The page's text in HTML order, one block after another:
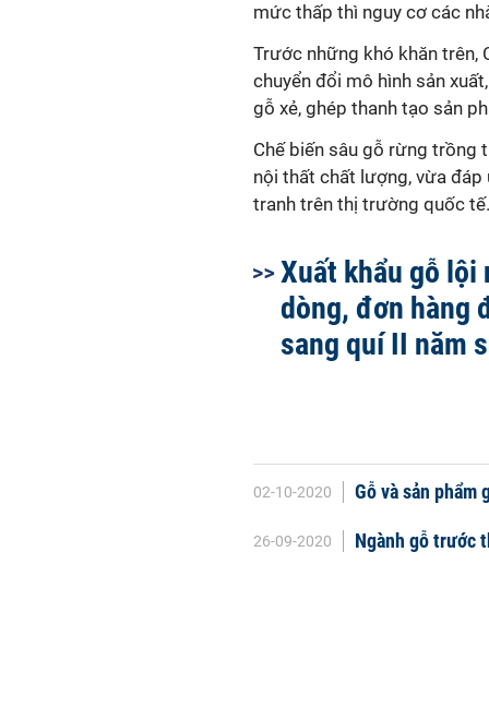
mức thấp thì nguy cơ các
Trước những khó khăn trên,
chuyển đổi mô hình sản
gỗ xẻ, ghép thanh tạo sản
Chế biến sâu gỗ rừng trồng
nội thất chất lượng, vừa đáp
tranh trên thị trường quốc tế.
Xuất khẩu gỗ lội
dòng, đơn hàng
sang quí II năm
02-10-2020 Gỗ và sản phẩm
26-09-2020 Ngành gỗ trước